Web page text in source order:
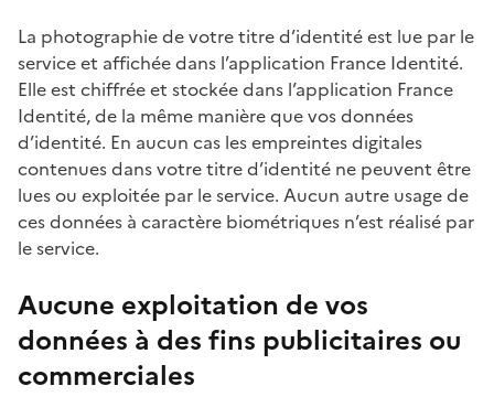
La photographie de votre titre d’identité est lue par le
service et affichée dans l’application France Identité.
Elle est chiffrée et stockée dans l’application France
Identité, de la même manière que vos données
d’identité. En aucun cas les empreintes digitales
contenues dans votre titre d’identité ne peuvent être
lues ou exploitée par le service. Aucun autre usage de
ces données à caractère biométriques n’est réalisé par
le service.
Aucune exploitation de vos
données à des fins publicitaires ou
commerciales